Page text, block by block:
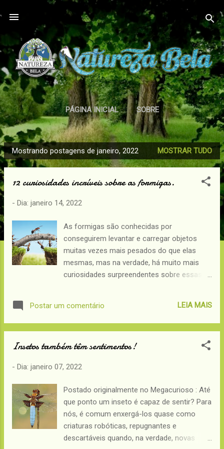
Pular para o conteúdo principal
PÁGINA INICIAL SOBRE
POLÍTICA DE PRIVACIDADE MAIS…
TERMOS DE USO
P
o
Mostrando postagens de janeiro, 2022 MOSTRAR TUDO
12 curiosidades incríveis sobre as formigas.
- Dia: janeiro 14, 2022
As formigas são conhecidas por
conseguirem levantar e carregar objetos
muitas vezes mais pesados do que elas
mesmas, mas na verdade, há muito mais
curiosidades surpreendentes sobre essas
antigas quanto os dinossauros Um estudo
da Universidade de Harvard descobriu que as
o período Cretáceo, há mais de 100 milhões
extinguiu todos os dinossauros, e também
saúva, que vive na Terra há "apenas" 5
milhões de anos, é novata perto da formiga
pálida, sem olhos e de 3 milímetros que o
biólogo Christian Rabeling achou na tarde de
9 de maio de 2003, nos arredores de
Postar um comentário LEIA MAIS
Insetos também têm sentimentos!
- Dia: janeiro 07, 2022
Postado originalmente no Megacurioso : Até
que ponto um inseto é capaz de sentir? Para
nós, é comum enxergá-los quase como
criaturas robóticas, repugnantes e
descartáveis quando, na verdade, novas